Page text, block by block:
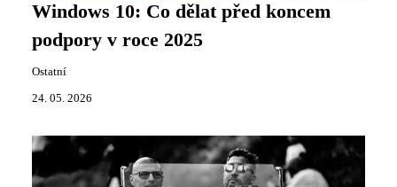
Windows 10: Co dělat před koncem
podpory v roce 2025
Ostatní
24. 05. 2026